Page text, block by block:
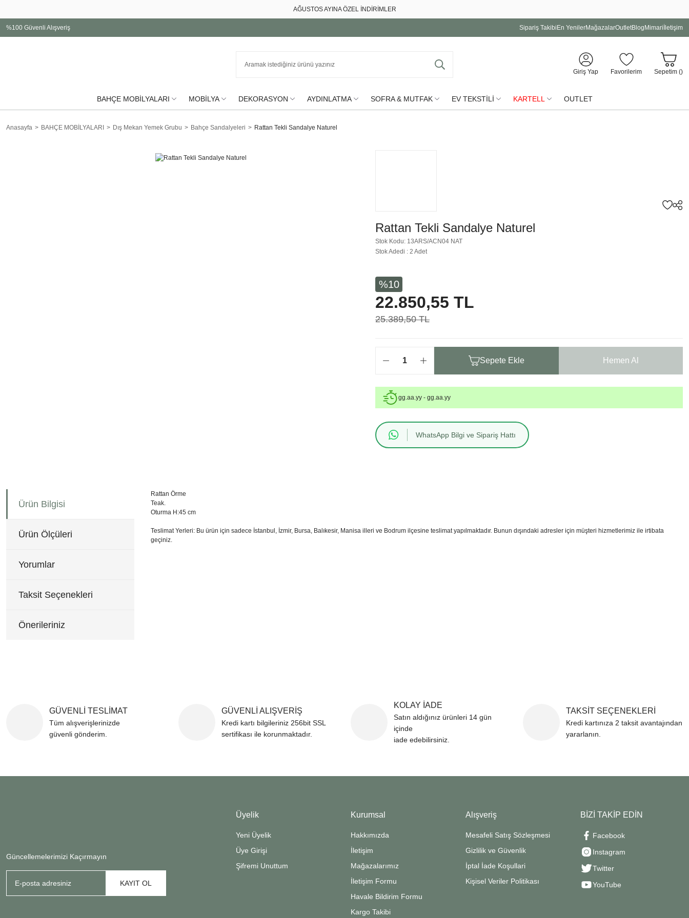
AĞUSTOS AYINA ÖZEL İNDİRİMLER
%100 Güvenli Alışveriş Sipariş Takibi En YenilerMağazalarOutletBlog Mimari İletişim
Giriş Yap Favorilerim Sepetim ()
BAHÇE MOBİLYALARI MOBİLYA DEKORASYON AYDINLATMA SOFRA & MUTFAK EV TEKSTİLİ KARTELL OUTLET
Anasayfa BAHÇE MOBİLYALARI Dış Mekan Yemek Grubu Bahçe Sandalyeleri Rattan Tekli Sandalye Naturel
Rattan Tekli Sandalye Naturel
Stok Kodu: 13ARS/ACN04 NAT
Stok Adedi : 2 Adet
%10
22.850,55 TL
25.389,50 TL
Sepete Ekle Hemen Al
gg.aa.yy - gg.aa.yy
WhatsApp Bilgi ve Sipariş Hattı
Ürün Bilgisi
Ürün Ölçüleri
Yorumlar
Taksit Seçenekleri
Önerileriniz
Rattan Örme
Teak.
Oturma H:45 cm
Teslimat Yerleri: Bu ürün için sadece İstanbul, İzmir, Bursa, Balıkesir, Manisa illeri ve Bodrum ilçesine teslimat yapılmaktadır. Bunun dışındaki adresler için müşteri hizmetlerimiz ile irtibata
geçiniz.
Gönder
GÜVENLİ TESLİMAT
Tüm alışverişlerinizde
güvenli gönderim.
GÜVENLİ ALIŞVERİŞ
Kredi kartı bilgileriniz 256bit SSL
sertifikası ile korunmaktadır.
KOLAY İADE
Satın aldığınız ürünleri 14 gün
içinde
iade edebilirsiniz.
TAKSİT SEÇENEKLERİ
Kredi kartınıza 2 taksit avantajından
yararlanın.
Güncellemelerimizi Kaçırmayın
KAYIT OL
Üyelik
Yeni Üyelik
Üye Girişi
Şifremi Unuttum
Kurumsal
Hakkımızda
İletişim
Mağazalarımız
İletişim Formu
Havale Bildirim Formu
Kargo Takibi
Alışveriş
Mesafeli Satış Sözleşmesi
Gizlilik ve Güvenlik
İptal İade Koşullari
Kişisel Veriler Politikası
BİZİ TAKİP EDİN
Facebook
Instagram
Twitter
YouTube